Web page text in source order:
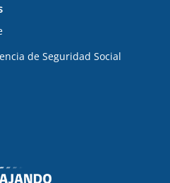
de Seguridad Social